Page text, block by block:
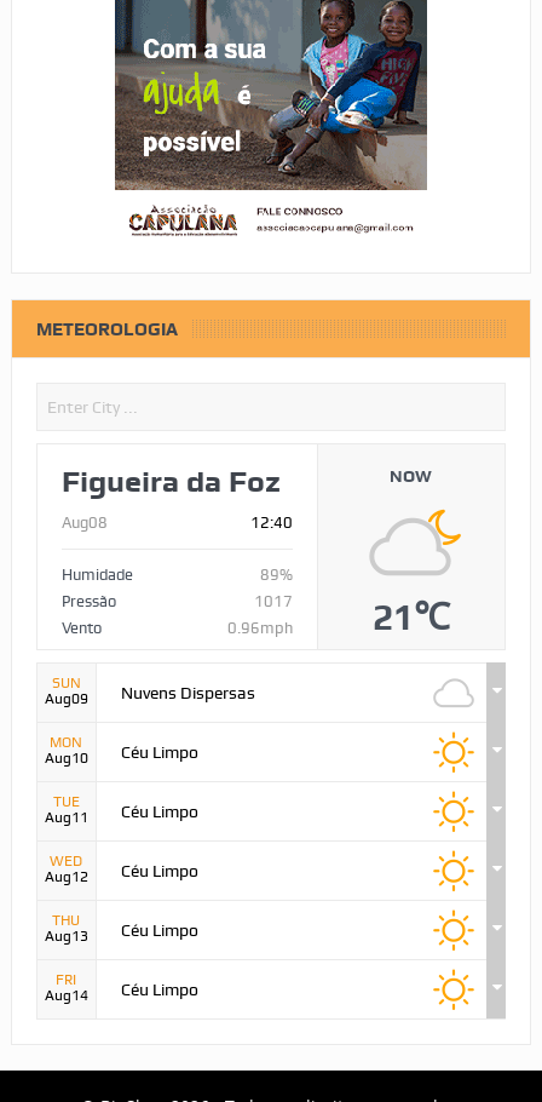
METEOROLOGIA
Figueira da Foz
Aug08 12:40
Humidade
89%
Pressão
1017
Vento
0.96mph
NOW
21℃
SUN
Aug09
Nuvens Dispersas
MON
Aug10
Céu Limpo
TUE
Aug11
Céu Limpo
WED
Aug12
Céu Limpo
THU
Aug13
Céu Limpo
FRI
Aug14
Céu Limpo